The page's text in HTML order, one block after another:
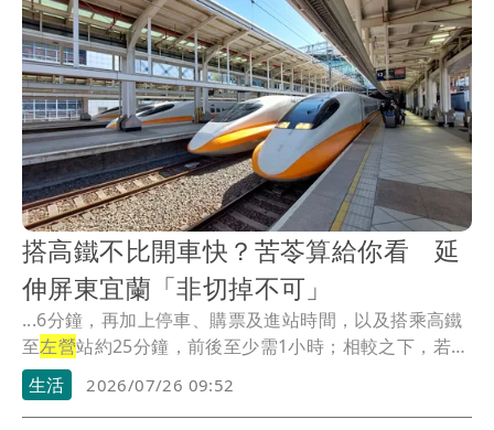
搭高鐵不比開車快？苦苓算給你看 延
伸屏東宜蘭「非切掉不可」
...6分鐘，再加上停車、購票及進站時間，以及搭乘高鐵
至左營站約25分鐘，前後至少需1小時；相較之下，若
直...
生活 2026/07/26 09:52